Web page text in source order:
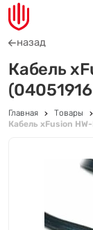
назад
Кабель
Главная Товары
Кабель xFusion